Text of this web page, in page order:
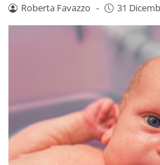
Roberta Favazzo - 31